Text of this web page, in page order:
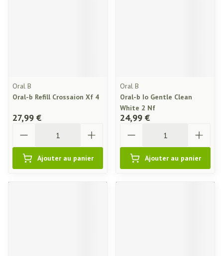
Oral B
Oral-b Refill Crossaion Xf 4
27,99 €
Ajouter au panier
Oral B
Oral-b Io Gentle Clean
White 2 Nf
24,99 €
Ajouter au panier